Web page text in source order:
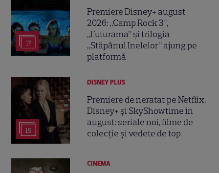
17
Premiere Disney+ august
2026: „Camp Rock 3”,
„Futurama” și trilogia
„Stăpânul Inelelor” ajung pe
platformă
15
DISNEY PLUS
Premiere de neratat pe Netflix,
Disney+ și SkyShowtime în
august: seriale noi, filme de
colecție și vedete de top
CINEMA